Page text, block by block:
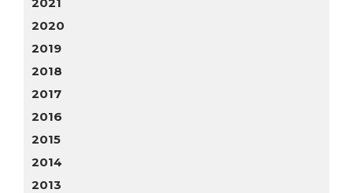
2020
2019
2018
2017
2016
2015
2014
2013